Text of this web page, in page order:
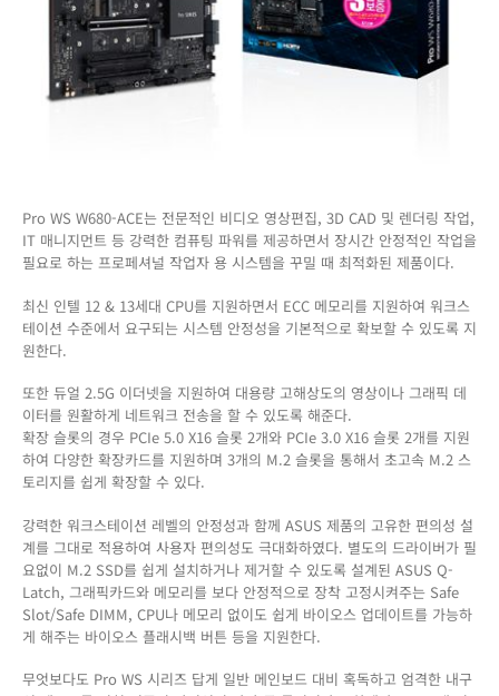
W680-
ACE
출
Pro WS W680-ACE는 전문적인 비디오 영상편집, 3D CAD 및 렌더링 작업,
IT 매니지먼트 등 강력한 컴퓨팅 파워를 제공하면서 장시간 안정적인 작업을
필요로 하는 프로페셔널 작업자 용 시스템을 꾸밀 때 최적화된 제품이다.
최신 인텔 12 & 13세대 CPU를 지원하면서 ECC 메모리를 지원하여 워크스
테이션 수준에서 요구되는 시스템 안정성을 기본적으로 확보할 수 있도록 지
원한다.
또한 듀얼 2.5G 이더넷을 지원하여 대용량 고해상도의 영상이나 그래픽 데
이터를 원활하게 네트워크 전송을 할 수 있도록 해준다.
확장 슬롯의 경우 PCIe 5.0 X16 슬롯 2개와 PCIe 3.0 X16 슬롯 2개를 지원
하여 다양한 확장카드를 지원하며 3개의 M.2 슬롯을 통해서 초고속 M.2 스
토리지를 쉽게 확장할 수 있다.
강력한 워크스테이션 레벨의 안정성과 함께 ASUS 제품의 고유한 편의성 설
계를 그대로 적용하여 사용자 편의성도 극대화하였다. 별도의 드라이버가 필
요없이 M.2 SSD를 쉽게 설치하거나 제거할 수 있도록 설계된 ASUS Q-
Latch, 그래픽카드와 메모리를 보다 안정적으로 장착 고정시켜주는 Safe
Slot/Safe DIMM, CPU나 메모리 없이도 쉽게 바이오스 업데이트를 가능하
게 해주는 바이오스 플래시백 버튼 등을 지원한다.
무엇보다도 Pro WS 시리즈 답게 일반 메인보드 대비 혹독하고 엄격한 내구